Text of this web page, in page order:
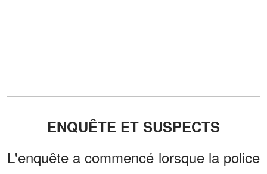
ENQUÊTE ET SUSPECTS
L'enquête a commencé lorsque la police